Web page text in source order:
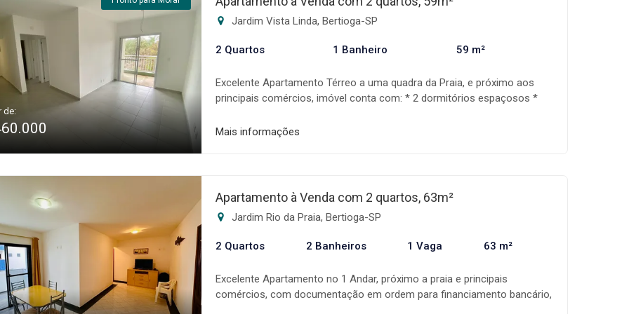
realização do seu sonho! Os valores, condições e disponibilidade dos
imóveis estão sujeitos a alteração sem aviso prévio.
de:
Jardim Vista Linda, Bertioga-SP
2 Quartos 1 Banheiro 59 m²
Excelente Apartamento Térreo a uma quadra da Praia, e próximo aos
principais comércios, imóvel conta com: * 2 dormitórios espaçosos *
Varanda privativa * 1 vaga de garagem coberta * Condomínio com duas
toda a fase de negociação, auxiliando assim na realização do seu
sonho! Os valores, condições e disponibilidade dos imóveis estão
sujeitos a alteração sem aviso prévio.
Mais informações
Apartamento à Venda com 2 quartos, 63m²
Jardim Rio da Praia, Bertioga-SP
2 Quartos 2 Banheiros 1 Vaga 63 m²
Excelente Apartamento no 1 Andar, próximo a praia e principais
comércios, com documentação em ordem para financiamento bancário,